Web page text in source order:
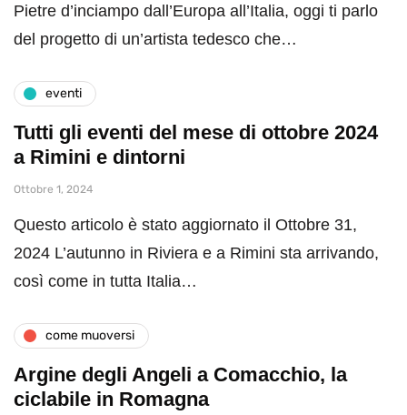
Pietre d’inciampo dall’Europa all’Italia, oggi ti parlo
del progetto di un’artista tedesco che…
eventi
Tutti gli eventi del mese di ottobre 2024
a Rimini e dintorni
Ottobre 1, 2024
Questo articolo è stato aggiornato il Ottobre 31,
2024 L’autunno in Riviera e a Rimini sta arrivando,
così come in tutta Italia…
come muoversi
Argine degli Angeli a Comacchio, la
ciclabile in Romagna